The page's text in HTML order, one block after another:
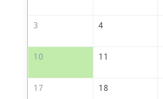
3 4
10 11
17 18